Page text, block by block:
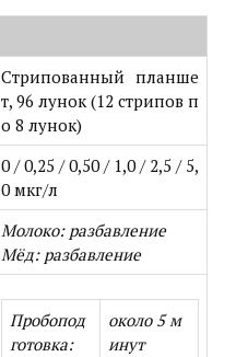
Стрипованный планше
т, 96 лунок(12 стрипов п
о 8 лунок)
0 / 0,25 / 0,50 / 1,0 / 2,5 / 5,
0 мкг/л
Молоко: разбавление
Мёд: разбавление
Пробопод
готовка:
около 5 м
инут